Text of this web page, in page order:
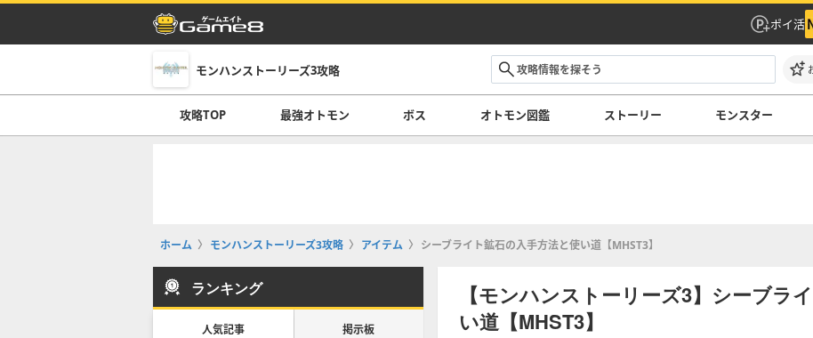
ポイ活
モンハンストーリーズ3攻略
攻略TOP 最強オトモン ボス オトモン図鑑 ストーリー モンスター
ホーム モンハンストーリーズ3攻略 アイテム シーブライト鉱石の入手方法と使い道【MHST3】
【モンハンストーリーズ3】シーブラ
い道【MHST3】
ランキング
人気記事 掲示板